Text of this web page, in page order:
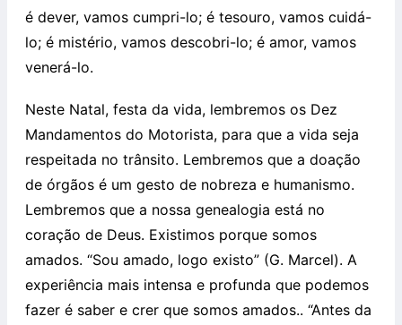
é dever, vamos cumpri-lo; é tesouro, vamos cuidá-
lo; é mistério, vamos descobri-lo; é amor, vamos
venerá-lo.
Neste Natal, festa da vida, lembremos os Dez
Mandamentos do Motorista, para que a vida seja
respeitada no trânsito. Lembremos que a doação
de órgãos é um gesto de nobreza e humanismo.
Lembremos que a nossa genealogia está no
coração de Deus. Existimos porque somos
amados. “Sou amado, logo existo” (G. Marcel). A
experiência mais intensa e profunda que podemos
fazer é saber e crer que somos amados.. “Antes da